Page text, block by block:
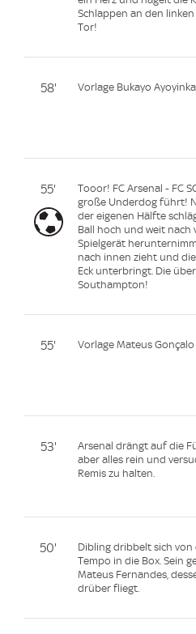
Schlappen an den
Tor!
58' Vorlage Bukayo
55'
Tooor! FC Arsenal - FC
große Underdog führt!
der eigenen Hälfte
Ball hoch und weit nach
Spielgerät
nach innen zieht und
Eck unterbringt. Die
Southampton!
55' Vorlage Mateus
53'
Arsenal drängt auf die
aber alles rein und
Remis zu halten.
50'
Dibling dribbelt sich
Tempo in die Box. Sein
Mateus Fernandes,
drüber fliegt.